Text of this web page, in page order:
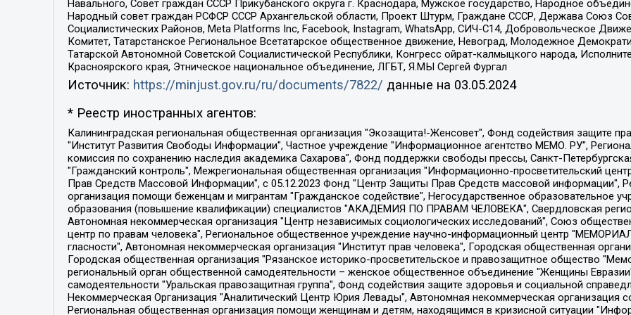
Навального, Совет граждан СССР Прикубанского округа г. Краснодара, Мужское государство, Народное
Народный совет граждан РСФСР СССР Архангельской области, Проект Штурм, Граждане СССР, Держава Союз
Социалистических Районов, Meta Platforms Inc, Facebook, Instagram, WhatsApp, СИЧ-С14, Добровольческое
Комитет, Татарстанское Региональное Всетатарское общественное движение, Невоград, Молодежное
Татарской Автономной Советской Социалистической Республики, Конгресс ойрат-калмыцкого народа,
Красноярского края, Этническое национальное объединение, ЛГБТ, Я.МЫ Сергей Фургал
Источник: https://minjust.gov.ru/ru/documents/7822/ данные на 03.05.2024
* Реестр иностранных агентов:
Калининградская региональная общественная организация "Экозащита!-Женсовет", Фонд содействия защите прав и свобод граждан "Общественный вердикт", Фонд "Институт Развития Свободы Информации", Частное учреждение "Информационное агентство МЕМО. РУ", Региональная общественная организация "Общественная комиссия по сохранению наследия академика Сахарова", Фонд поддержки свободы прессы, Санкт-Петербургская общественная правозащитная организация "Гражданский контроль", Межрегиональная общественная организация "Информационно-просветительский центр "Мемориал", Региональный Фонд "Центр Защиты Прав Средств Массовой Информации", с 05.12.2023 Фонд "Центр Защиты Прав Средств массовой информации", Региональная общественная благотворительная организация помощи беженцам и мигрантам "Гражданское содействие", Негосударственное образовательное учреждение дополнительного профессионального образования (повышение квалификации) специалистов "АКАДЕМИЯ ПО ПРАВАМ ЧЕЛОВЕКА", Свердловская региональная общественная организация "Сутяжник", Автономная некоммерческая организация "Центр независимых социологических исследований", Союз общественных объединений "Российский исследовательский центр по правам человека", Региональное общественное учреждение научно-информационный центр "МЕМОРИАЛ", Некоммерческая организация "Фонд защиты гласности", Автономная некоммерческая организация "Институт прав человека", Городская общественная организация "Екатеринбургское общество "МЕМОРИАЛ", Городская общественная организация "Рязанское историко-просветительское и правозащитное общество "Мемориал" (Рязанский Мемориал), Челябинский региональный орган общественной самодеятельности – женское общественное объединение "Женщины Евразии", Челябинский региональный орган общественной самодеятельности "Уральская правозащитная группа", Фонд содействия защите здоровья и социальной справедливости имени Андрея Рылькова, Автономная Некоммерческая Организация "Аналитический Центр Юрия Левады", Автономная некоммерческая организация социальной поддержки населения "Проект Апрель", Региональная общественная организация помощи женщинам и детям, находящимся в кризисной ситуации "Информационно-методический центр "Анна", Фонд содействия развитию массовых коммуникаций и правовому просвещению "Так-так-Так", Фонд содействия устойчивому развитию "Серебряная тайга", Свердловский региональный общественный фонд социальных проектов "Новое время", "Idel.Реалии", Кавказ.Реалии, Крым.Реалии, Телеканал Настоящее Время, Татаро-башкирская служба Радио Свобода (Azatliq Radiosi), Радио Свободная Европа/Радио Свобода (PCE/PC), "Сибирь.Реалии", "Фактограф", Благотворительный фонд помощи осужденным и их семьям, Автономная некоммерческая организация "Институт глобализации и социальных движений", Фонд "В защиту прав заключенных", Частное учреждение "Центр поддержки и содействия развитию средств массовой информации", Пензенский региональный общественный благотворительный фонд "Гражданский союз", "Север.Реалии", Некоммерческая организация Фонд "Правовая инициатива", Общество с ограниченной ответственностью "Радио Свободная Европа/Радио Свобода", Чешское информационное агентство "MEDIUM-ORIENT", Красноярская региональная общественная организация "Мы против СПИДа", Камалягин Денис Николаевич, Маркелов Сергей Евгеньевич, Пономарев Лев Александрович, Савицкая Людмила Алексеевна, Автономная некоммерческая организация "Центр по работе с проблемой насилия "НАСИЛИЮ.НЕТ", Межрегиональный профессиональный союз работников здравоохранения "Альянс врачей", Юридическое лицо, зарегистрированное в Латвийской Республике, SIA "Medusa Project" (регистрационный номер 40103797863, дата регистрации 10.06.2014), Некоммерческая организация "Фонд по борьбе с коррупцией", Автономная некоммерческая организация "Институт права и публичной политики", Баданин Роман Сергеевич, Гликин Максим Александрович, Железнова Мария Михайловна, Лукьянова Юлия Сергеевна, Маетная Елизавета Витальевна, Маняхин Петр Борисович, Чуракова Ольга Владимировна, Ярош Юлия Петровна, Юридическое лицо "The Insider SIA", зарегистрированное в Риге, Латвийская Республика (дата регистрации 26.06.2015), являющееся администратором доменного имени интернет-издания "The Insider SIA", https://theins.ru, Постернак Алексей Евгеньевич, Рубин Михаил Аркадьевич, Анин Роман Александрович, Юридическое лицо Istories fonds, зарегистрированное в Латвийской Республике (регистрационный номер 50008295751, дата регистрации 24.02.2020), Великовский Дмитрий Александрович, Долинина Ирина Николаевна, Мароховская Алеся Алексеевна, Шлейнов Роман Юрьевич, Шмагун Олеся Валентиновна, Общество с ограниченной ответственностью "Альтаир 2021", Общество с ограниченной ответственностью "Вега 2021", Общество с ограниченной ответственностью "Главный редактор 2021", Общество с ограниченной ответственностью "Ромашки монолит", Важенков Артем Валерьевич, Ивановская областная общественная организация "Центр гендерных исследований", Гурман Юрий Альбертович, Медиапроект "ОВД-Инфо", Егоров Владимир Владимирович, Жилинский Владимир Александрович, Общество с ограниченной ответственностью "ЗП", Иванова София Юрьевна, Карезина Инна Павловна, Кильтау Екатерина Викторовна, Петров Алексей Викторович, Пискунов Сергей Евгеньевич, Смирнов Сергей Сергеевич, Тихонов Михаил Сергеевич, Общество с ограниченной ответственностью "ЖУРНАЛИСТ-ИНОСТРАННЫЙ АГЕНТ", Арапова Галина Юрьевна, Вольтская Татьяна Анатольевна, Американская компания "Mason G.E.S. Anonymous Foundation" (США), являющаяся владельцем интернет-издания https://mnews.world/, Компания "Stichting Bellingcat", зарегистрированная в Нидерландах (дата регистрации 11.07.2018), Захаров Андрей Вячеславович, Клепиковская Екатерина Дмитриевна, Общество с ограниченной ответственностью "МЕМО", Перл Роман Александрович, Симонов Евгений Алексеевич, Соловьева Елена Анатольевна, Сотников Даниил Владимирович, Сурначева Елизавета Дмитриевна, Автономная некоммерческая организация по защите прав человека и информированию населения "Якутия – Наше Мнение", Общество с ограниченной ответственностью "Москоу диджитал медиа", с 26.01.2023 Общество с ограниченной ответственностью "Чайка Белые сады", Ветошкина Валерия Валерьевна, Заговора Максим Александрович, Межрегиональное общественное движение "Российская ЛГБТ - сеть", Оленичев Максим Владимирович, Павлов Иван Юрьевич, Скворцова Елена Сергеевна, Общество с ограниченной ответственностью "Как бы инагент", Кочетков Игорь Викторович, Общество с ограниченной ответственностью "Честные выборы", Еланчик Олег Александрович, Общество с ограниченной ответственностью "Нобелевский призыв", Гималова Регина Эмилевна, Григорьев Андрей Валерьевич, Григорьева Алина Александровна, Ассоциация по содействию защите прав призывников, альтернативнослужащих и военнослужащих "Правозащитная группа